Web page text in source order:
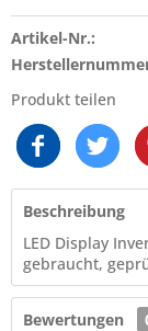
Artikel-Nr.:
Produkt teilen
Beschreibung
LED Display
gebraucht,
Bewertungen